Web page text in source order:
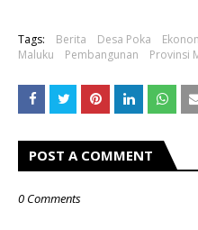
Tags: Berita Desa Poka
Maluku
Pembangunan Provinsi
POST A COMMENT
0 Comments